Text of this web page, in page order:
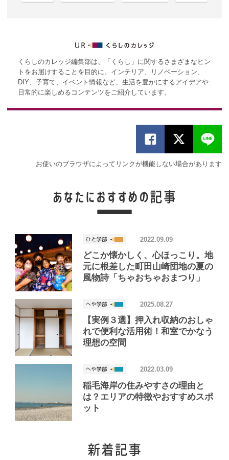
くらしのカレッジ編集部は、「くらし」に関するさまざまなヒン
トをお届けすることを目的に、インテリア、リノベーション、
DIY、子育て、イベント情報など、生活を豊かにするアイデアや
日常的に楽しめるコンテンツをご紹介しています。
お使いのブラウザによってリンクが機能しない場合があります
どこか懐かしく、心ほっこり。地
元に根差した町田山崎団地の夏の
風物詩「ちゃおちゃおまつり」
2022.09.09
【実例３選】押入れ収納のおしゃ
れで便利な活用術！和室でかなう
理想の空間
2025.08.27
稲毛海岸の住みやすさの理由と
は？エリアの特徴やおすすめスポ
ット
2022.03.09